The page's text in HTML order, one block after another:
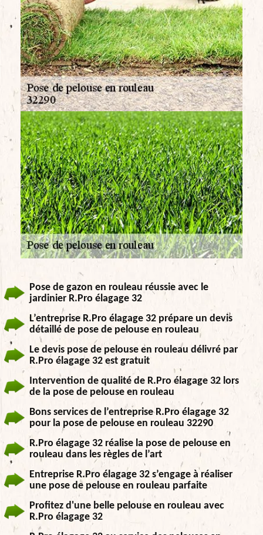
Pose de gazon en rouleau réussie avec le
jardinier R.Pro élagage 32
L’entreprise R.Pro élagage 32 prépare un devis
détaillé de pose de pelouse en rouleau
Le devis pose de pelouse en rouleau délivré par
R.Pro élagage 32 est gratuit
Intervention de qualité de R.Pro élagage 32 lors
de la pose de pelouse en rouleau
Bons services de l’entreprise R.Pro élagage 32
pour la pose de pelouse en rouleau 32290
R.Pro élagage 32 réalise la pose de pelouse en
rouleau dans les règles de l’art
Entreprise R.Pro élagage 32 s’engage à réaliser
une pose de pelouse en rouleau parfaite
Profitez d'une belle pelouse en rouleau avec
R.Pro élagage 32